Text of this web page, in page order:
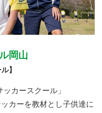
岡山
】
カースクール」
カーを教材とし子供達に